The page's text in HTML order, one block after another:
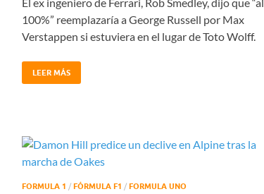
100%” reemplazaría a George Russell por Max
Verstappen si estuviera en el lugar de Toto Wolff.
LEER MÁS
FORMULA 1 / FÓRMULA F1 / FORMULA UNO